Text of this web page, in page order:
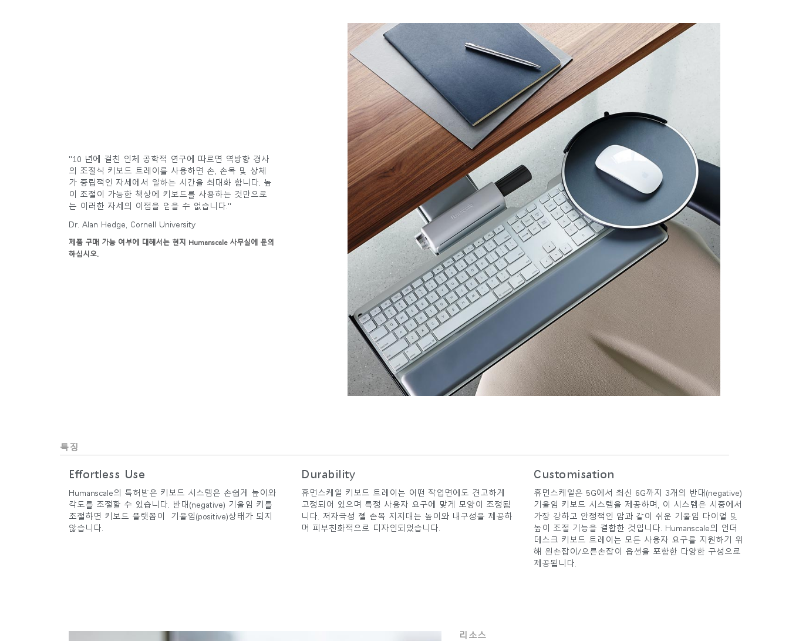
"10 년에 걸친 인체 공학적 연구에 따르면 역방향 경사
의 조절식 키보드 트레이를 사용하면 손, 손목 및 상체
가 중립적인 자세에서 일하는 시간을 최대화 합니다. 높
이 조절이 가능한 책상에 키보드를 사용하는 것만으로
는 이러한 자세의 이점을 얻을 수 없습니다."
Dr. Alan Hedge, Cornell University
제품 구매 가능 여부에 대해서는 현지 Humanscale 사무실에 문의
하십시오.
특징
Effortless Use
Humanscale의 특허받은 키보드 시스템은 손쉽게 높이와
각도를 조절할 수 있습니다. 반대(negative) 기울임 키를
조절하면 키보드 플랫폼이 기울임(positive)상태가 되지
않습니다.
Durability
휴먼스케일 키보드 트레이는 어떤 작업면에도 견고하게
고정되어 있으며 특정 사용자 요구에 맞게 모양이 조정됩
니다. 저자극성 젤 손목 지지대는 높이와 내구성을 제공하
며 피부친화적으로 디자인되었습니다.
Customisation
휴먼스케일은 5G에서 최신 6G까지 3개의 반대(negative)
기울임 키보드 시스템을 제공하며, 이 시스템은 시중에서
가장 강하고 안정적인 암과 같이 쉬운 기울임 다이얼 및
높이 조절 기능을 결합한 것입니다. Humanscale의 언더
데스크 키보드 트레이는 모든 사용자 요구를 지원하기 위
해 왼손잡이/오른손잡이 옵션을 포함한 다양한 구성으로
제공됩니다.
리소스